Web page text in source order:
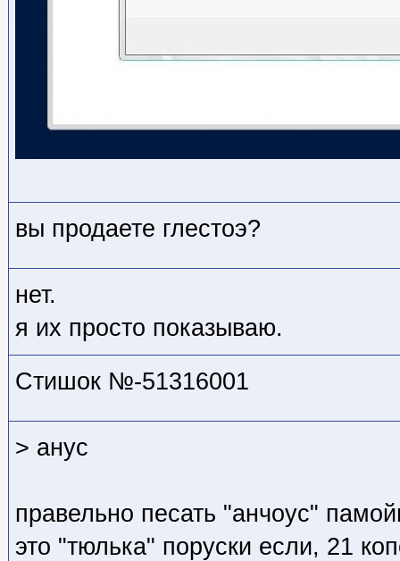
вы продаете глестоэ?
нет.
я их просто показываю.
Стишок №-51316001
> анус
правельно песать "анчоус"
это "тюлька" поруски если, 21